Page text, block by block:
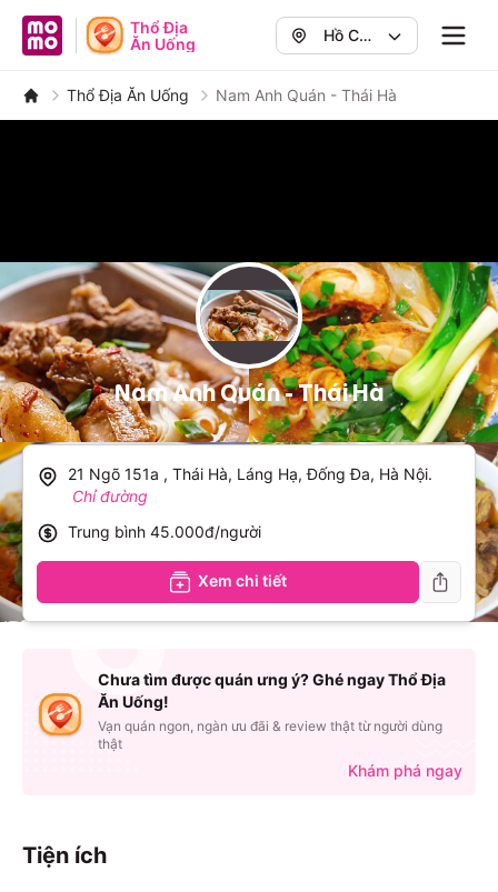
MoMo - Ứng dụng tài chính
Thổ Địa
Ăn Uống
Hồ Chí
Minh,
Thổ Địa Ăn Uống Nam Anh Quán - Thái Hà
Nam Anh Quán - Thái Hà
Tiện ích
21 Ngõ 151a , Thái Hà, Láng Hạ, Đống Đa, Hà Nội.
Chỉ đường
Trung bình 45.000đ/người
Xem chi tiết
Chưa tìm được quán ưng ý? Ghé ngay Thổ Địa
Ăn Uống!
Vạn quán ngon, ngàn ưu đãi & review thật từ người dùng
thật
Khám phá ngay